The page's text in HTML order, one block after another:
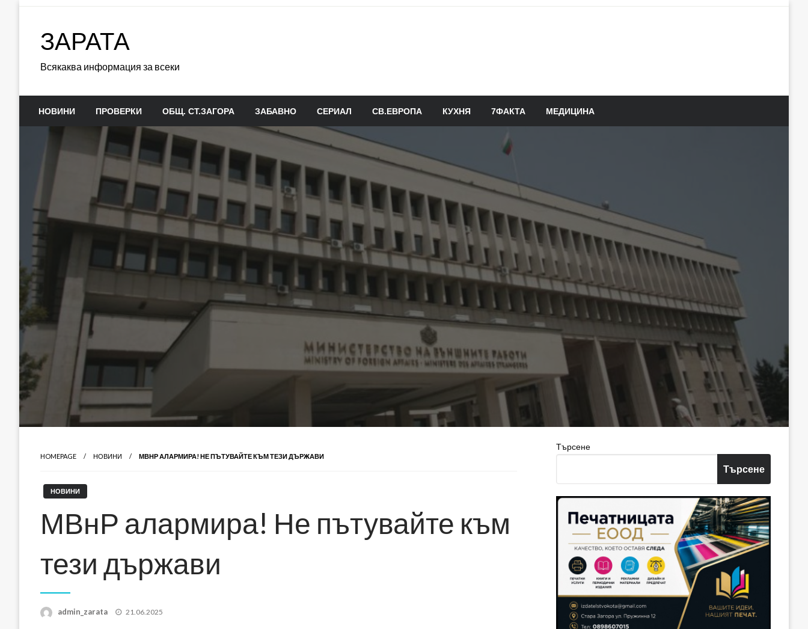
ЗАРАТА
Всякаква информация за всеки
НОВИНИ ПРОВЕРКИ ОБЩ. СТ.ЗАГОРА ЗАБАВНО СЕРИАЛ СВ.ЕВРОПА КУХНЯ 7ФАКТА МЕДИЦИНА
HOMEPAGE НОВИНИ МВНР АЛАРМИРА! НЕ ПЪТУВАЙТЕ КЪМ ТЕЗИ ДЪРЖАВИ
НОВИНИ
МВнР алармира! Не пътувайте към
тези държави
admin_zarata
Posted
21.06.2025
Търсене
Търсене